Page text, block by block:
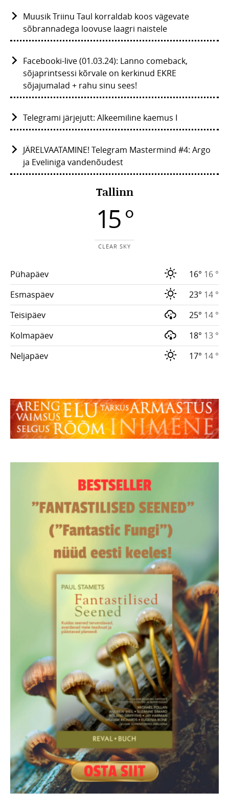
Muusik Triinu Taul korraldab koos vägevate
sõbrannadega loovuse laagri naistele
Facebooki-live (01.03.24): Lanno comeback,
sõjaprintsessi kõrvale on kerkinud EKRE
sõjajumalad + rahu sinu sees!
Telegrami järjejutt: Alkeemiline kaemus I
JÄRELVAATAMINE! Telegram Mastermind #4: Argo
ja Eveliniga vandenõudest
Tallinn
15 °
CLEAR SKY
Pühapäev 16° 16 °
Esmaspäev
23° 14 °
Teisipäev
25° 14 °
Kolmapäev
18° 13 °
Neljapäev
17° 14 °